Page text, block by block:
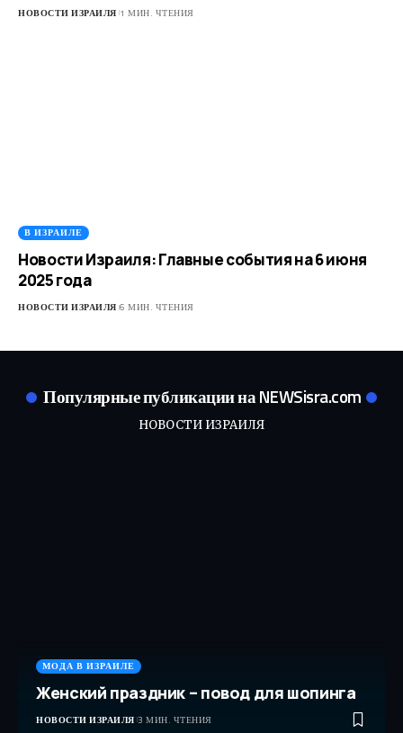
НОВОСТИ ИЗРАИЛЯ 1 МИН. ЧТЕНИЯ
В ИЗРАИЛЕ
Новости Израиля: Главные события на 6 июня
2025 года
НОВОСТИ ИЗРАИЛЯ 6 МИН. ЧТЕНИЯ
Популярные публикации на NEWSisra.com
НОВОСТИ ИЗРАИЛЯ
МОДА В ИЗРАИЛЕ
Женский праздник – повод для шопинга
НОВОСТИ ИЗРАИЛЯ 3 МИН. ЧТЕНИЯ